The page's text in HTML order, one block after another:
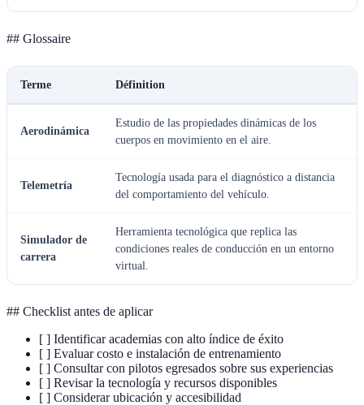
## Glossaire
Terme Définition
Aerodinámica
Estudio de las propiedades dinámicas de los
cuerpos en movimiento en el aire.
Telemetría
Tecnología usada para el diagnóstico a distancia
del comportamiento del vehículo.
Simulador de
carrera
Herramienta tecnológica que replica las
condiciones reales de conducción en un entorno
virtual.
## Checklist antes de aplicar
[ ] Identificar academias con alto índice de éxito
[ ] Evaluar costo e instalación de entrenamiento
[ ] Consultar con pilotos egresados sobre sus experiencias
[ ] Revisar la tecnología y recursos disponibles
[ ] Considerar ubicación y accesibilidad